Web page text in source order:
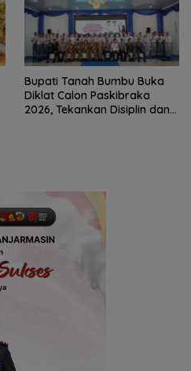
Bupati Tanah Bumbu Buka
Diklat Calon Paskibraka
2026, Tekankan Disiplin dan